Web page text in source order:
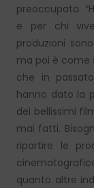
preoccupata.
e per chi
produzioni
ma poi è come
che in
hanno dato la
dei bellissimi
mai fatti.
ripartire le
quanto altre